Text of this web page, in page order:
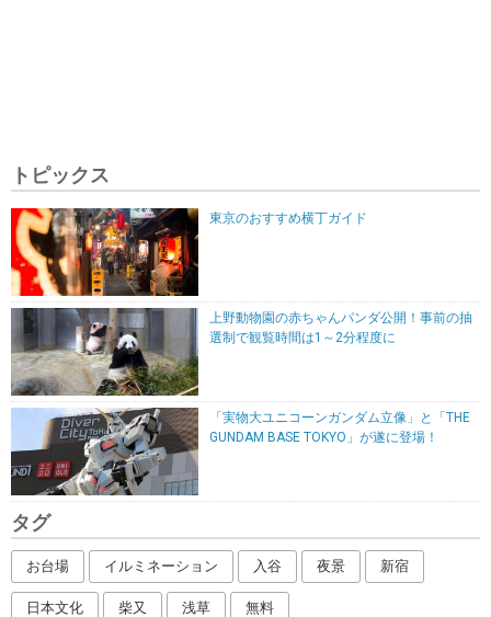
トピックス
東京のおすすめ横丁ガイド
上野動物園の赤ちゃんパンダ公開！事前の抽
選制で観覧時間は1～2分程度に
「実物大ユニコーンガンダム立像」と「THE
GUNDAM BASE TOKYO」が遂に登場！
タグ
お台場 イルミネーション 入谷 夜景 新宿
日本文化 柴又 浅草 無料